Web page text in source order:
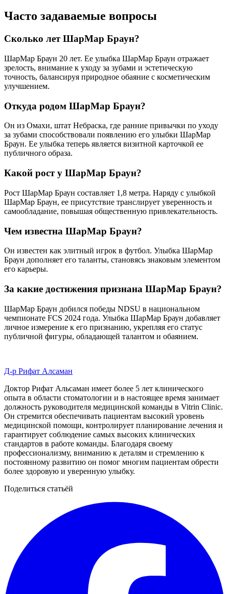
Часто задаваемые вопросы
Сколько лет ШарМар Браун?
ШарМар Браун 20 лет. Ее улыбка ШарМар Браун отражает
зрелость, внимание к уходу за зубами и эстетическую
точность, балансируя природное обаяние с косметическим
улучшением.
Откуда родом ШарМар Браун?
Он из Омахи, штат Небраска, где ранние привычки по уходу
за зубами способствовали появлению его улыбки ШарМар
Браун. Ее улыбка теперь является визитной карточкой ее
публичного образа.
Какой рост у ШарМар Браун?
Рост ШарМар Браун составляет 1,8 метра. Наряду с улыбкой
ШарМар Браун, ее присутствие транслирует уверенность и
самообладание, повышая общественную привлекательность.
Чем известна ШарМар Браун?
Он известен как элитный игрок в футбол. Улыбка ШарМар
Браун дополняет его таланты, становясь знаковым элементом
его карьеры.
За какие достижения признана ШарМар Браун?
ШарМар Браун добился победы NDSU в национальном
чемпионате FCS 2024 года. Улыбка ШарМар Браун добавляет
личное измерение к его признанию, укрепляя его статус
публичной фигуры, обладающей талантом и обаянием.
Д-р Рифат Алсаман
Доктор Рифат Альсаман имеет более 5 лет клинического
опыта в области стоматологии и в настоящее время занимает
должность руководителя медицинской команды в Vitrin Clinic.
Он стремится обеспечивать пациентам высокий уровень
медицинской помощи, контролирует планирование лечения и
гарантирует соблюдение самых высоких клинических
стандартов в работе команды. Благодаря своему
профессионализму, вниманию к деталям и стремлению к
постоянному развитию он помог многим пациентам обрести
более здоровую и уверенную улыбку.
Поделиться статьёй